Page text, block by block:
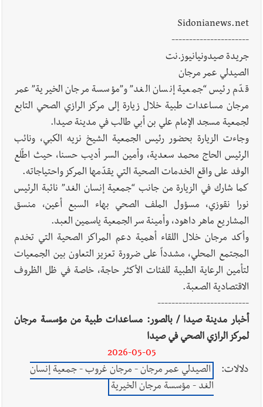
Sidonianews.net
----------------------
جريدة صيدونيانيوز.نت
الصيدلي عمر مرجان
قدّم رئيس “جمعية إنسان الغد” و”مؤسسة مرجان الخيرية” عمر
مرجان مساعدات طبية خلال زيارة إلى مركز الرازي الصحي التابع
لجمعية مسجد الإمام علي بن أبي طالب في مدينة صيدا.
وجاءت الزيارة بحضور رئيس الجمعية الشيخ نزيه الكبي، ونائب
الرئيس الحاج محمد سعدية، وأمين السر أديب حسنا، حيث اطّلع
الوفد على واقع الخدمات الصحية التي يقدّمها المركز واحتياجاته.
كما شارك في الزيارة من جانب “جمعية إنسان الغد” نائبة الرئيس
نورا نقوزي، مسؤول الملف الصحي بهاء السبع أعين، منسق
المشاريع ماهر داهود، وأمينة سر الجمعية ياسمين العبد.
وأكد مرجان خلال اللقاء أهمية دعم المراكز الصحية التي تخدم
المجتمع المحلي، مشدداً على ضرورة تعزيز التعاون بين الجمعيات
لتأمين الرعاية الطبية للفئات الأكثر حاجة، خاصة في ظل الظروف
الاقتصادية الصعبة.
--------------------------
أخبار مدينة صيدا / بالصور: مساعدات طبية من مؤسسة مرجان
لمركز الرازي الصحي في صيدا
2026-05-05
دلالات:
الصيدلي عمر مرجان - مرجان غروب - جمعية إنسان
الغد - مؤسسة مرجان الخيرية